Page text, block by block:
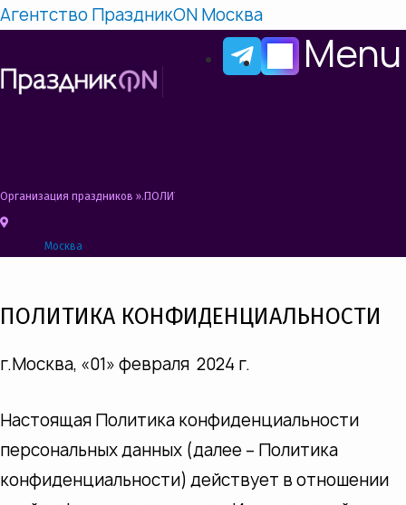
Агентство ПраздникON Москва
Menu
Организация праздников » ПОЛИТИКА КОНФИДЕНЦИАЛЬНОСТИ
Москва
ПОЛИТИКА КОНФИДЕНЦИАЛЬНОСТИ
г.Москва, «01» февраля 2024 г.
Настоящая Политика конфиденциальности
персональных данных (далее – Политика
конфиденциальности) действует в отношении